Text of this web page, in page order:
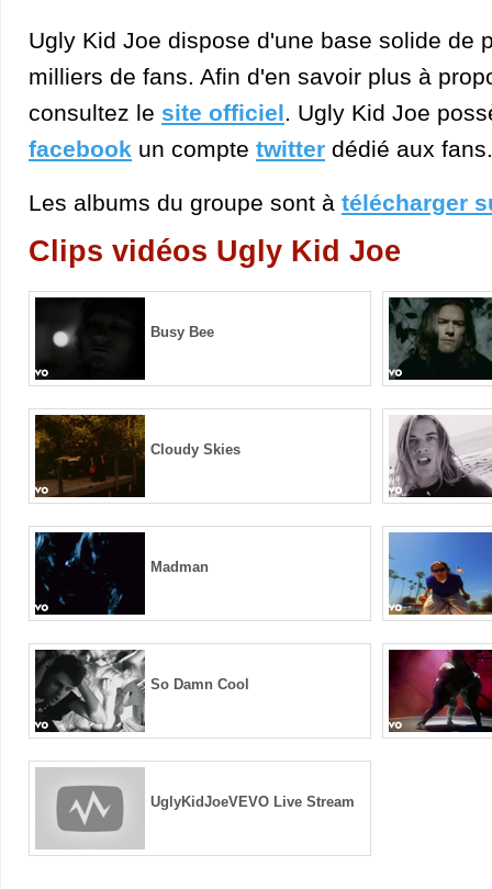
Ugly Kid Joe dispose d'une base solide de
milliers de fans. Afin d'en savoir plus à
consultez le site officiel. Ugly Kid Joe
facebook un compte twitter dédié aux fans.
Les albums du groupe sont à télécharger
Clips vidéos Ugly Kid Joe
Busy Bee
Cloudy Skies
Madman
So Damn Cool
UglyKidJoeVEVO Live Stream